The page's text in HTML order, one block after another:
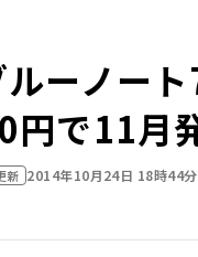
ルーノー
円で11月
新 2014年10月24日 18時44分